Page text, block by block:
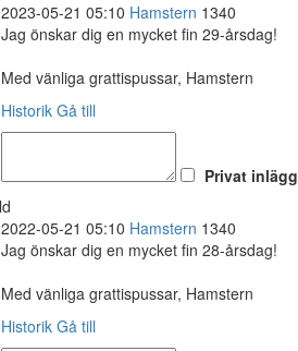
2023-05-21 05:10 Hamstern 1340
Jag önskar dig en mycket fin 29-årsdag!
Med vänliga grattispussar, Hamstern
Historik Gå till
Privat inlägg
2022-05-21 05:10 Hamstern 1340
Jag önskar dig en mycket fin 28-årsdag!
Med vänliga grattispussar, Hamstern
Historik Gå till